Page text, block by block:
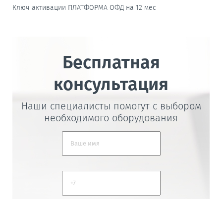
Ключ активации ПЛАТФОРМА ОФД на 12 мес
Бесплатная
консультация
Наши специалисты помогут с выбором
необходимого оборудования